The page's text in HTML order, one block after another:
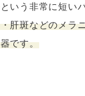
いう非常に短い
肝斑などのメラ
です。